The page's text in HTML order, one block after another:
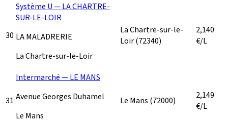
30
Système U — LA CHARTRE-
SUR-LE-LOIR
LA MALADRERIE
La Chartre-sur-le-Loir
La Chartre-sur-le-
Loir(72340)
2,140
€/L
31
Intermarché — LE MANS
Avenue Georges Duhamel
Le Mans
Le Mans (72000)
2,149
€/L